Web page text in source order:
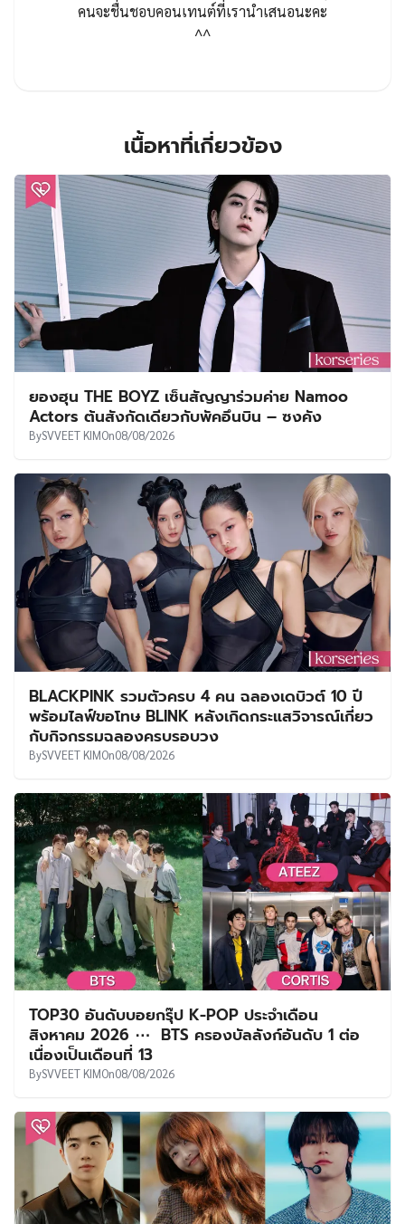
คนจะชื่นชอบคอนเทนต์ที่เรานำเสนอนะคะ
^^
เนื้อหาที่เกี่ยวข้อง
ยองฮุน THE BOYZ เซ็นสัญญาร่วมค่าย Namoo
Actors ต้นสังกัดเดียวกับพัคอึนบิน – ซงคัง
BySVVEET KIMOn08/08/2026
BLACKPINK รวมตัวครบ 4 คน ฉลองเดบิวต์ 10 ปี
พร้อมไลฟ์ขอโทษ BLINK หลังเกิดกระแสวิจารณ์เกี่ยว
กับกิจกรรมฉลองครบรอบวง
BySVVEET KIMOn08/08/2026
TOP30 อันดับบอยกรุ๊ป K-POP ประจำเดือน
สิงหาคม 2026 ⋯ BTS ครองบัลลังก์อันดับ 1 ต่อ
เนื่องเป็นเดือนที่ 13
BySVVEET KIMOn08/08/2026